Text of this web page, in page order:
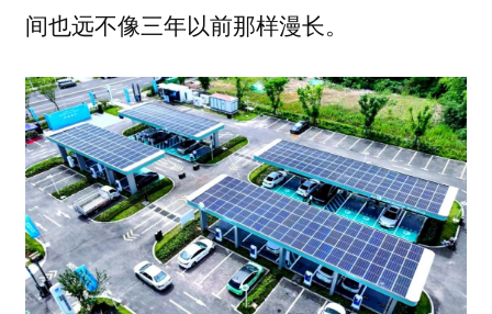
间也远不像三年以前那样漫长。